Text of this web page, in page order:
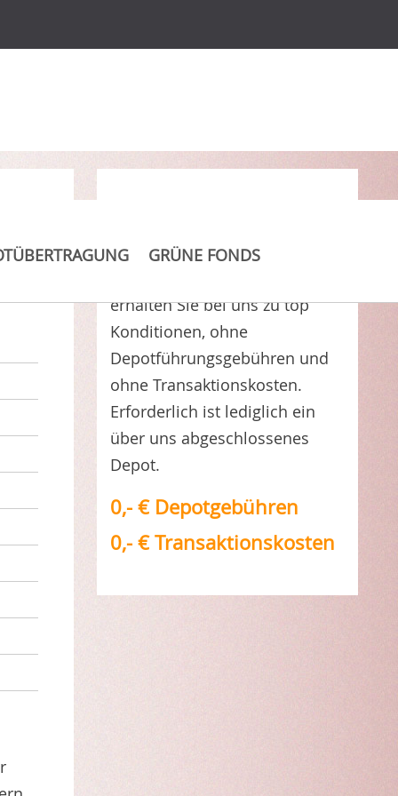
GRÜNE FONDS
erhalten Sie bei uns zu top
Konditionen, ohne
Depotführungsgebühren und
ohne Transaktionskosten.
Erforderlich ist lediglich ein
über uns abgeschlossenes
Depot.
0,- € Depotgebühren
0,- € Transaktionskosten